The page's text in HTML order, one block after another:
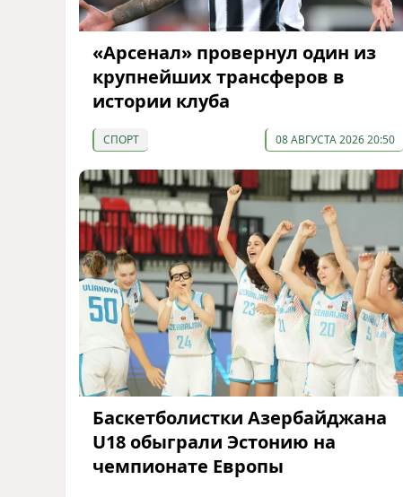
«Арсенал» провернул один из
крупнейших трансферов в
истории клуба
СПОРТ 08 АВГУСТА 2026 20:50
Баскетболистки Азербайджана
U18 обыграли Эстонию на
чемпионате Европы